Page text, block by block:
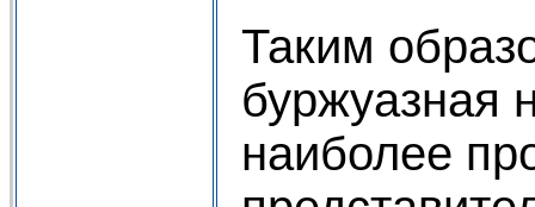
Таким
буржуазная
наиболее